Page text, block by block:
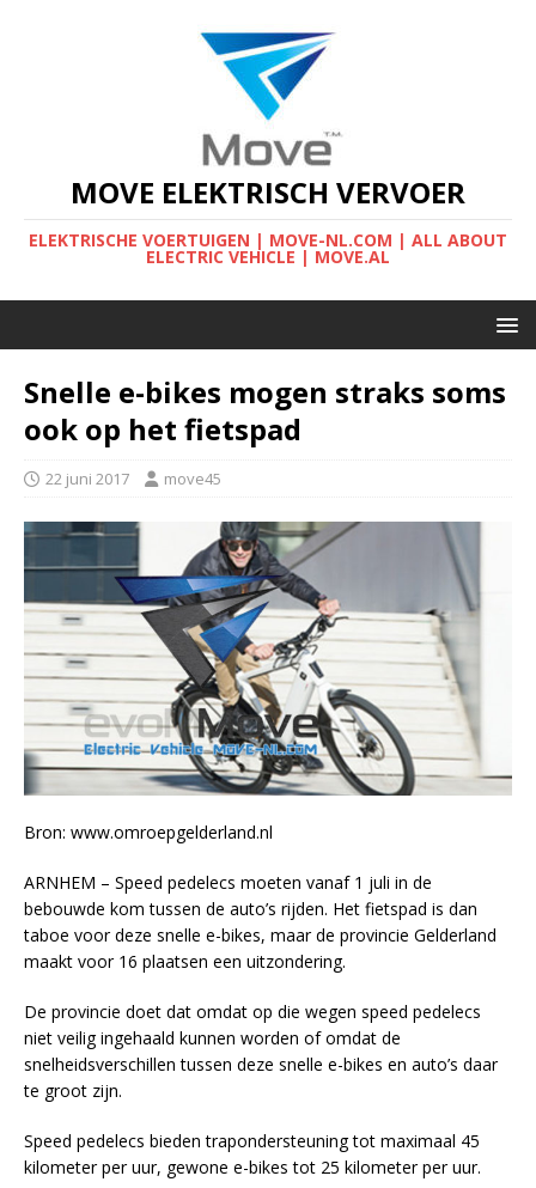
MOVE ELEKTRISCH VERVOER
ELEKTRISCHE VOERTUIGEN | MOVE-NL.COM | ALL ABOUT
ELECTRIC VEHICLE | MOVE.AL
Snelle e-bikes mogen straks soms
ook op het fietspad
22 juni 2017 move45
Bron: www.omroepgelderland.nl
ARNHEM – Speed pedelecs moeten vanaf 1 juli in de
bebouwde kom tussen de auto’s rijden. Het fietspad is dan
taboe voor deze snelle e-bikes, maar de provincie Gelderland
maakt voor 16 plaatsen een uitzondering.
De provincie doet dat omdat op die wegen speed pedelecs
niet veilig ingehaald kunnen worden of omdat de
snelheidsverschillen tussen deze snelle e-bikes en auto’s daar
te groot zijn.
Speed pedelecs bieden trapondersteuning tot maximaal 45
kilometer per uur, gewone e-bikes tot 25 kilometer per uur.